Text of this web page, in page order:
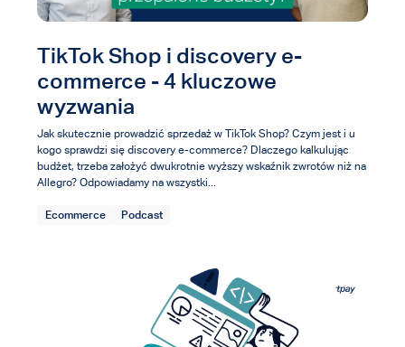
TikTok Shop i discovery e-
commerce - 4 kluczowe
wyzwania
Jak skutecznie prowadzić sprzedaż w TikTok Shop? Czym jest i u
kogo sprawdzi się discovery e-commerce? Dlaczego kalkulując
budżet, trzeba założyć dwukrotnie wyższy wskaźnik zwrotów niż na
Allegro? Odpowiadamy na wszystki...
Ecommerce Podcast